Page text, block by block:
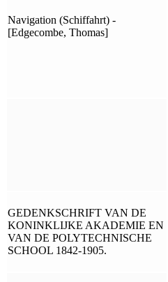
Navigation (Schiffahrt) -
[Edgecombe, Thomas]
GEDENKSCHRIFT VAN DE
KONINKLIJKE AKADEMIE EN
VAN DE POLYTECHNISCHE
SCHOOL 1842-1905.